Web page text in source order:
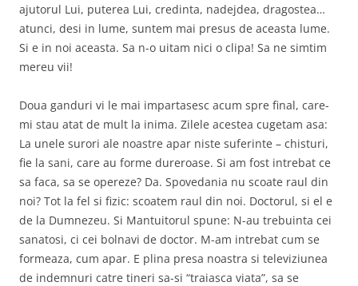
ajutorul Lui, puterea Lui, credinta, nadejdea, dragostea…
atunci, desi in lume, suntem mai presus de aceasta lume.
Si e in noi aceasta. Sa n-o uitam nici o clipa! Sa ne simtim
mereu vii!
Doua ganduri vi le mai impartasesc acum spre final, care-
mi stau atat de mult la inima. Zilele acestea cugetam asa:
La unele surori ale noastre apar niste suferinte – chisturi,
fie la sani, care au forme dureroase. Si am fost intrebat ce
sa faca, sa se opereze? Da. Spovedania nu scoate raul din
noi? Tot la fel si fizic: scoatem raul din noi. Doctorul, si el e
de la Dumnezeu. Si Mantuitorul spune: N-au trebuinta cei
sanatosi, ci cei bolnavi de doctor. M-am intrebat cum se
formeaza, cum apar. E plina presa noastra si televiziunea
de indemnuri catre tineri sa-si “traiasca viata”, sa se